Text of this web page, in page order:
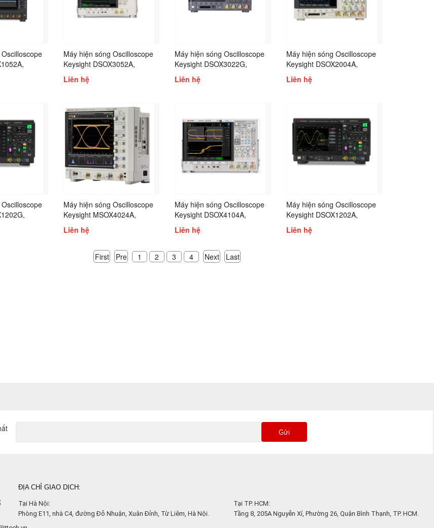
Keysight
Keysight
Máy hiện sóng Oscilloscope
Keysight DSOX3052A,
Keysight DSOX3052T,
Keysight DSOX3054A,
Keysight DSOX3102A,
Keysight DSOX3104A,
Keysight DSOX3104T,
Keysight DSOX4022A
Liên hệ
Máy hiện sóng Oscilloscope
Keysight DSOX3022G,
Keysight DSOX3032G,
Keysight DSOX3034G,
Keysight DSOX3104G
Liên hệ
Máy hiện sóng Oscilloscope
Keysight DSOX2004A,
DSOX3034A, DSOX2014A,
Keysight DSOX3012A,
DSOX3024A, DSOX3032A,
Keysight DSOX3032T
Liên hệ
Máy hiện sóng Oscilloscope
Keysight MSOX4024A,
MSOX4054A, Keysight
MSOX4104A, Keysight
DSOS054A, Keysight
DSOS104A, Keysight
Liên hệ
Máy hiện sóng Oscilloscope
Keysight DSOX4104A,
Keysight MSOX2012A,
Keysight MSOX2014A,
Keysight MSOX3014T,
Keysight MSOX3022T,
Liên hệ
Máy hiện sóng Oscilloscope
Keysight DSOX1202A,
Keysight DSOX1204A,
Keysight DSOX3014G,
Liên hệ
First Pre 1 2 3 4 Next Last
Gửi
ĐỊA CHỈ GIAO DỊCH:
Tại Hà Nội:
Phòng E11, nhà C4, đường Đỗ Nhuận, Xuân Đỉnh, Từ Liêm, Hà Nội.
Tại TP. HCM:
Tầng 8, 205A Nguyễn Xí, Phường 26, Quận Bình Thạnh, TP. HCM.